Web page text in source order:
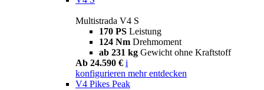
Multistrada V4 S
170 PS Leistung
124 Nm Drehmoment
ab 231 kg Gewicht ohne Kraftstoff
Ab 24.590 € i
konfigurieren mehr entdecken
V4 Pikes Peak